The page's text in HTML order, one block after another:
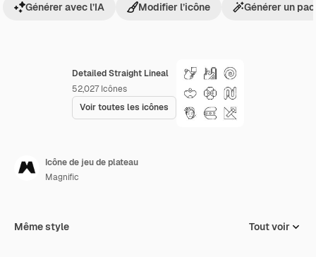
Detailed Straight Lineal
52,027 Icônes
Voir toutes les icônes
Générer avec l’IA Modifier l’icône Générer un
Icône de jeu de plateau
Magnific
Même style Tout voir